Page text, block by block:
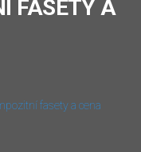
FASETY A
fasety a cena